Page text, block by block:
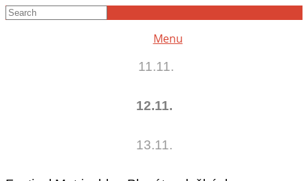
Menu
11.11.
12.11.
13.11.